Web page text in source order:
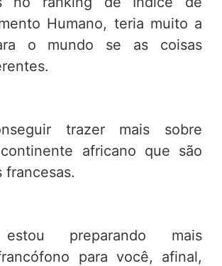
Humano, teria muito a
o mundo se as coisas
trazer mais sobre
africano que são
francesas.
estou preparando mais
para você, afinal,